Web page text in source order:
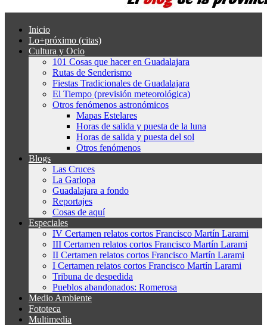
Inicio
Lo+próximo (citas)
Cultura y Ocio
101 Cosas que hacer en Guadalajara
Rutas de Senderismo
Fiestas Tradicionales de Guadalajara
El Tiempo (previsión meteorológica)
Otros fenómenos astronómicos
Mapas Estelares
Horas de salida y puesta de la luna
Horas de salida y puesta del sol
Otros fenómenos
Blogs
Las Cruces
La Garlopa
Guadalajara a fondo
Reportajes
Cosas de aquí
Especiales
IV Certamen relatos cortos Francisco Martín Larami
III Certamen relatos cortos Francisco Martín Larami
II Certamen relatos cortos Francisco Martín Larami
I Certamen relatos cortos Francisco Martín Larami
Tribuna de despedida
Pueblos abandonados: Romerosa
Medio Ambiente
Fototeca
Multimedia